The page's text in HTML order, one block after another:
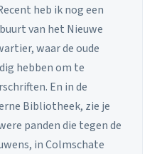
heb ik nog een
van het Nieuwe
waar de oude
hebben om te
En in de
Bibliotheek, zie je
panden die tegen de
in Colmschate